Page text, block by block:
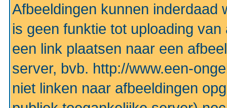
Afbeeldingen kunnen inderdaad
is geen funktie tot uploading
een link plaatsen naar een
server, bvb. http://www.een-
niet linken naar afbeeldingen